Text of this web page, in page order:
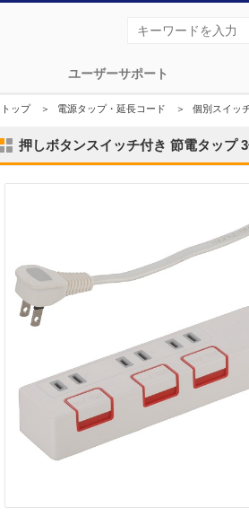
ユーザーサポート
トップ＞ 電源タップ・延長コード ＞ 個別スイッ
押しボタンスイッチ付き 節電タップ